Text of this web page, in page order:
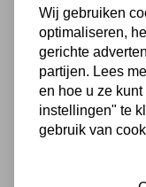
Ook
Wij gebruiken
optimaliseren,
gerichte
partijen. Lees
en hoe u ze
instellingen" te
gebruik van